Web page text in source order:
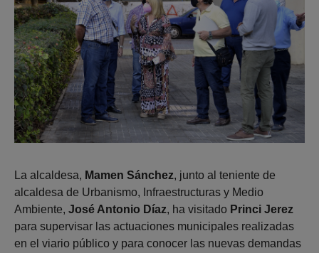
La alcaldesa, Mamen Sánchez, junto al teniente de
alcaldesa de Urbanismo, Infraestructuras y Medio
Ambiente, José Antonio Díaz, ha visitado Princi Jerez
para supervisar las actuaciones municipales realizadas
en el viario público y para conocer las nuevas demandas